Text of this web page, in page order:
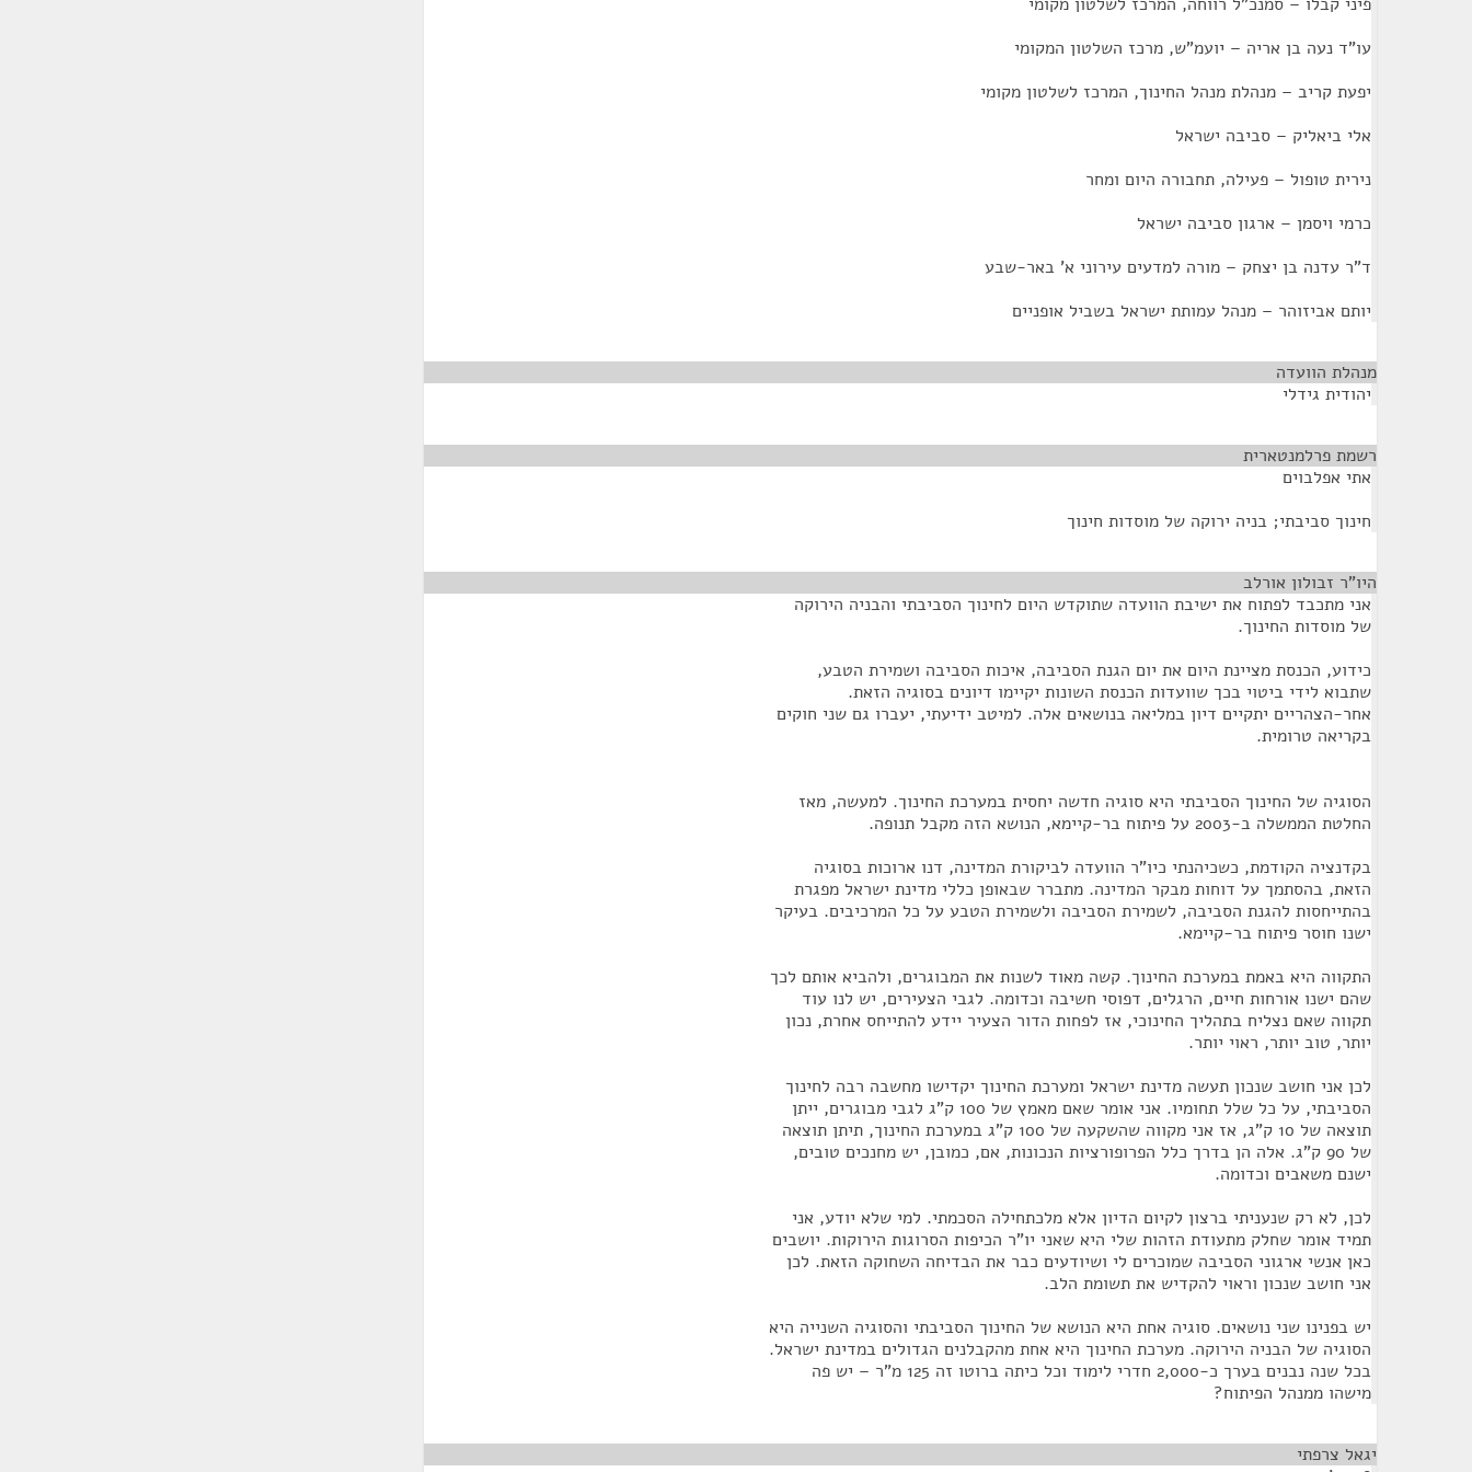
עו"ד נעה בן אריה – יועמ"ש, מרכז השלטון המקומי
יפעת קריב – מנהלת מנהל החינוך, המרכז לשלטון מקומי
אלי ביאליק – סביבה ישראל
נירית טופול – פעילה, תחבורה היום ומחר
כרמי ויסמן – ארגון סביבה ישראל
ד"ר עדנה בן יצחק – מורה למדעים עירוני א' באר-שבע
יותם אביזוהר – מנהל עמותת ישראל בשביל אופניים
מנהלת הוועדה
יהודית גידלי
רשמת פרלמנטארית
אתי אפלבוים
חינוך סביבתי; בניה ירוקה של מוסדות חינוך
היו”ר זבולון אורלב
אני מתכבד לפתוח את ישיבת הוועדה שתוקדש היום לחינוך הסביבתי והבניה הירוקה
של מוסדות החינוך.
כידוע, הכנסת מציינת היום את יום הגנת הסביבה, איכות הסביבה ושמירת הטבע,
שתבוא לידי ביטוי בכך שוועדות הכנסת השונות יקיימו דיונים בסוגיה הזאת.
אחר-הצהריים יתקיים דיון במליאה בנושאים אלה. למיטב ידיעתי, יעברו גם שני חוקים
בקריאה טרומית.
הסוגיה של החינוך הסביבתי היא סוגיה חדשה יחסית במערכת החינוך. למעשה, מאז
החלטת הממשלה ב-2003 על פיתוח בר-קיימא, הנושא הזה מקבל תנופה.
בקדנציה הקודמת, כשכיהנתי כיו"ר הוועדה לביקורת המדינה, דנו ארוכות בסוגיה
הזאת, בהסתמך על דוחות מבקר המדינה. מתברר שבאופן כללי מדינת ישראל מפגרת
בהתייחסות להגנת הסביבה, לשמירת הסביבה ולשמירת הטבע על כל המרכיבים. בעיקר
ישנו חוסר פיתוח בר-קיימא.
התקווה היא באמת במערכת החינוך. קשה מאוד לשנות את המבוגרים, ולהביא אותם לכך
שהם ישנו אורחות חיים, הרגלים, דפוסי חשיבה וכדומה. לגבי הצעירים, יש לנו עוד
תקווה שאם נצליח בתהליך החינוכי, אז לפחות הדור הצעיר יידע להתייחס אחרת, נכון
יותר, טוב יותר, ראוי יותר.
לכן אני חושב שנכון תעשה מדינת ישראל ומערכת החינוך יקדישו מחשבה רבה לחינוך
הסביבתי, על כל שלל תחומיו. אני אומר שאם מאמץ של 100 ק"ג לגבי מבוגרים, ייתן
תוצאה של 10 ק"ג, אז אני מקווה שהשקעה של 100 ק"ג במערכת החינוך, תיתן תוצאה
של 90 ק"ג. אלה הן בדרך כלל הפרופורציות הנכונות, אם, כמובן, יש מחנכים טובים,
ישנם משאבים וכדומה.
לכן, לא רק שנעניתי ברצון לקיום הדיון אלא מלכתחילה הסכמתי. למי שלא יודע, אני
תמיד אומר שחלק מתעודת הזהות שלי היא שאני יו"ר הכיפות הסרוגות הירוקות. יושבים
כאן אנשי ארגוני הסביבה שמוכרים לי ושיודעים כבר את הבדיחה השחוקה הזאת. לכן
אני חושב שנכון וראוי להקדיש את תשומת הלב.
יש בפנינו שני נושאים. סוגיה אחת היא הנושא של החינוך הסביבתי והסוגיה השנייה היא
הסוגיה של הבניה הירוקה. מערכת החינוך היא אחת מהקבלנים הגדולים במדינת ישראל.
בכל שנה נבנים בערך כ-2,000 חדרי לימוד וכל כיתה ברוטו זה 125 מ"ר – יש פה
מישהו ממנהל הפיתוח?
יגאל צרפתי